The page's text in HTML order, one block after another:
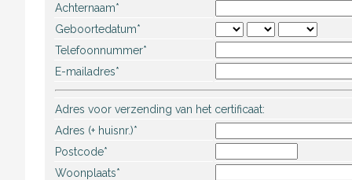
Achternaam*
Geboortedatum*
Telefoonnummer*
E-mailadres*
Adres voor verzending van het certificaat:
Adres (+ huisnr.)*
Postcode*
Woonplaats*